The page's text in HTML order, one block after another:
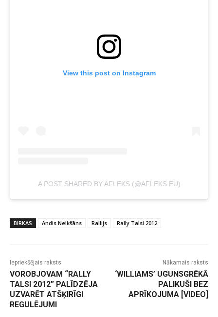
View this post on Instagram
A POST SHARED BY AFLEKS (@AFLEKS.EU)
BIRKAS Andis Neikšāns Rallijs Rally Talsi 2012
Iepriekšējais raksts
VOROBJOVAM “RALLY
TALSI 2012” PALĪDZĒJA
UZVARĒT ATŠĶIRĪGI
REGULĒJUMI
Nākamais raksts
‘WILLIAMS’ UGUNSGRĒKĀ
PALIKUŠI BEZ
APRĪKOJUMA [VIDEO]